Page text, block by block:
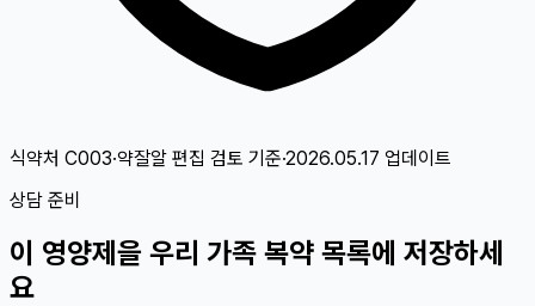
식약처 C003·약잘알 편집 검토 기준·2026.05.17 업데이트
상담 준비
이 영양제 을 우리 가족 복약 목록에 저장하세
요